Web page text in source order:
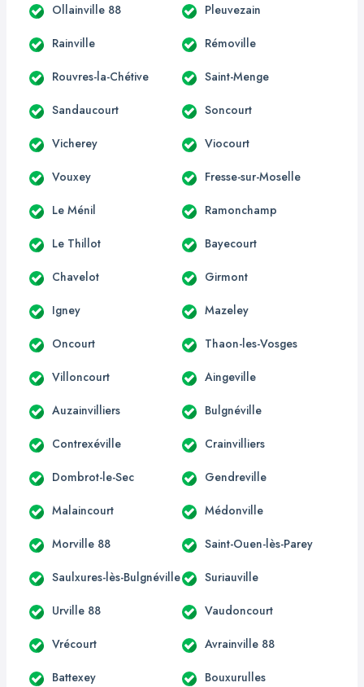
Ollainville 88 Pleuvezain
Rainville Rémoville
Rouvres-la-Chétive Saint-Menge
Sandaucourt Soncourt
Vicherey Viocourt
Vouxey Fresse-sur-Moselle
Le Ménil Ramonchamp
Le Thillot Bayecourt
Chavelot Girmont
Igney Mazeley
Oncourt Thaon-les-Vosges
Villoncourt Aingeville
Auzainvilliers Bulgnéville
Contrexéville Crainvilliers
Dombrot-le-Sec Gendreville
Malaincourt Médonville
Morville 88 Saint-Ouen-lès-Parey
Saulxures-lès-Bulgnéville Suriauville
Urville 88 Vaudoncourt
Vrécourt Avrainville 88
Battexey Bouxurulles